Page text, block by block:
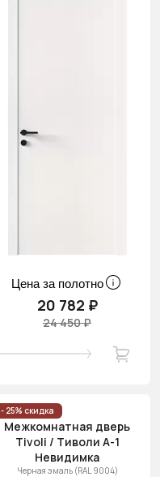
Цена за полотно
20 782 ₽
24 450 ₽
- 25% скидка
Межкомнатная дверь
Tivoli / Тиволи А-1
Невидимка
Черная эмаль (RAL 9004)